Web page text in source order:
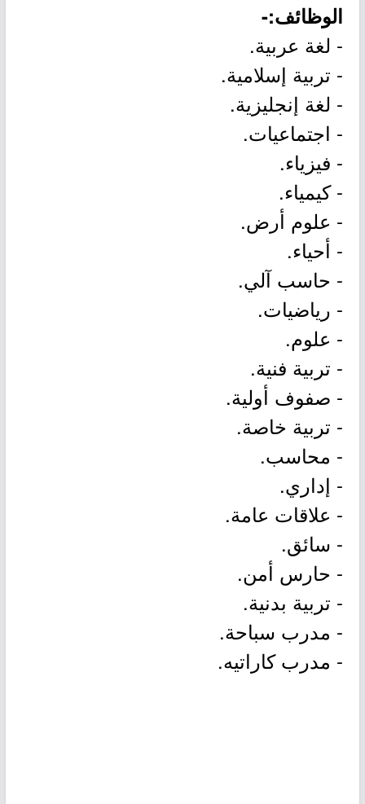
الوظائف:-
- لغة عربية.
- تربية إسلامية.
- لغة إنجليزية.
- اجتماعيات.
- فيزياء.
- كيمياء.
- علوم أرض.
- أحياء.
- حاسب آلي.
- رياضيات.
- علوم.
- تربية فنية.
- صفوف أولية.
- تربية خاصة.
- محاسب.
- إداري.
- علاقات عامة.
- سائق.
- حارس أمن.
- تربية بدنية.
- مدرب سباحة.
- مدرب كاراتيه.